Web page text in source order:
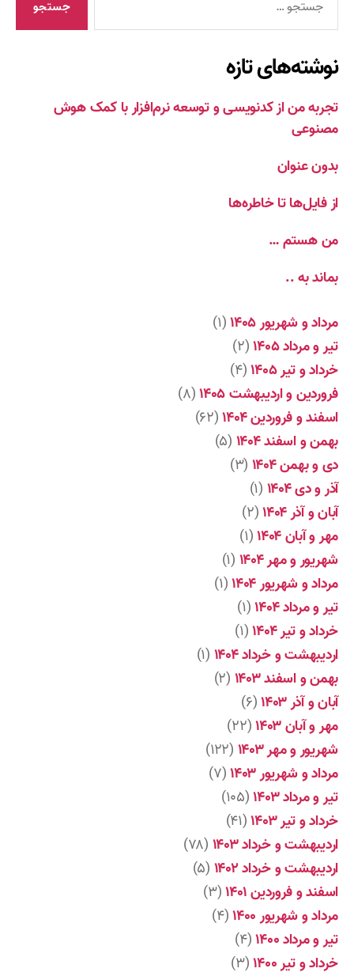
نوشته‌های تازه
تجربه من از کدنویسی و توسعه نرم‌افزار با کمک هوش
مصنوعی
بدون عنوان
از فایل‌ها تا خاطره‌ها
من هستم …
بماند به ..
مرداد و شهریور ۱۴۰۵
(۱)
تیر و مرداد ۱۴۰۵
(۲)
خرداد و تیر ۱۴۰۵
(۴)
فروردین و اردیبهشت ۱۴۰۵
(۸)
اسفند و فروردین ۱۴۰۴
(۶۲)
بهمن و اسفند ۱۴۰۴
(۵)
دی و بهمن ۱۴۰۴
(۳)
آذر و دی ۱۴۰۴
(۱)
آبان و آذر ۱۴۰۴
(۲)
مهر و آبان ۱۴۰۴
(۱)
شهریور و مهر ۱۴۰۴
(۱)
مرداد و شهریور ۱۴۰۴
(۱)
تیر و مرداد ۱۴۰۴
(۱)
خرداد و تیر ۱۴۰۴
(۱)
اردیبهشت و خرداد ۱۴۰۴
(۱)
بهمن و اسفند ۱۴۰۳
(۲)
آبان و آذر ۱۴۰۳
(۶)
مهر و آبان ۱۴۰۳
(۲۲)
شهریور و مهر ۱۴۰۳
(۱۲۲)
مرداد و شهریور ۱۴۰۳
(۷)
تیر و مرداد ۱۴۰۳
(۱۰۵)
خرداد و تیر ۱۴۰۳
(۴۱)
اردیبهشت و خرداد ۱۴۰۳
(۷۸)
اردیبهشت و خرداد ۱۴۰۲
(۵)
اسفند و فروردین ۱۴۰۱
(۳)
مرداد و شهریور ۱۴۰۰
(۴)
تیر و مرداد ۱۴۰۰
(۴)
خرداد و تیر ۱۴۰۰
(۳)